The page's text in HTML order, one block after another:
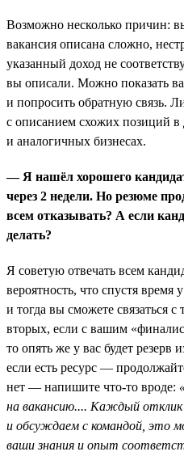
Возможно несколько причин:
вакансия описана сложно,
указанный доход не
вы описали. Можно показать
и попросить обратную связь.
с описанием схожих позиций в
и аналогичных бизнесах.
— Я нашёл хорошего
через 2 недели. Но резюме
всем отказывать? А если
делать?
Я советую отвечать всем
вероятность, что спустя время
и тогда вы сможете связаться
вторых, если с вашим
то опять же у вас будет резерв
если есть ресурс —
нет — напишите что-то вроде:
на вакансию.... Каждый
и обсуждаем с командой, это
ваши знания и опыт